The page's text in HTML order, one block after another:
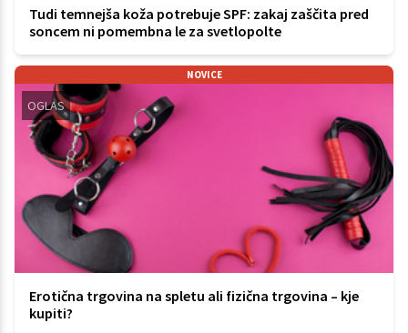
Tudi temnejša koža potrebuje SPF: zakaj zaščita pred
soncem ni pomembna le za svetlopolte
NOVICE
OGLAS
Erotična trgovina na spletu ali fizična trgovina – kje
kupiti?